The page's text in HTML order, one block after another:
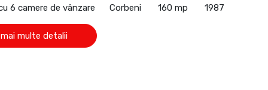
6 camere de vânzare Corbeni 160 mp 1987
multe detalii